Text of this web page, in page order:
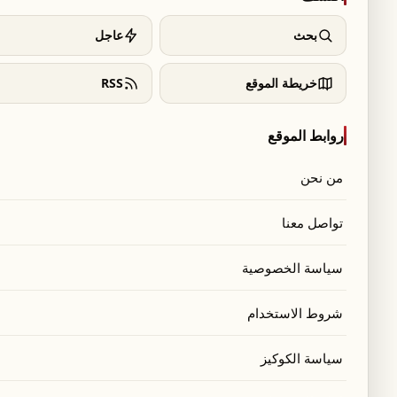
ثقافة ومجتمع
دراسة تكشف أسباب مغادرة المهاجرين ألمانيا
والوجهات المفضلة لهم
الرياضي وعلم النفس الرياضي في علاج
العدوانية
بحث عاجل
خريطة الموقع RSS
روابط الموقع
من نحن
تواصل معنا
سياسة الخصوصية
شروط الاستخدام
سياسة الكوكيز